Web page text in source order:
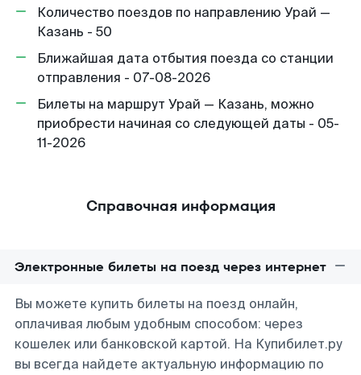
Количество поездов по направлению Урай —
Казань - 50
Ближайшая дата отбытия поезда со станции
отправления - 07-08-2026
Билеты на маршрут Урай — Казань, можно
приобрести начиная со следующей даты - 05-
11-2026
Справочная информация
Электронные билеты на поезд через интернет
Вы можете купить билеты на поезд онлайн,
оплачивая любым удобным способом: через
кошелек или банковской картой. На Купибилет.ру
вы всегда найдете актуальную информацию по